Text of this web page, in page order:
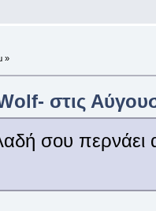
»
στις
σου περνάει